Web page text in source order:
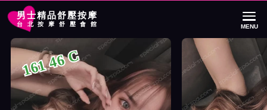
男士精品舒壓按摩
台北按摩舒壓會館 MENU
首頁 愛寶館按摩師童恩詳細介紹
愛寶館按摩師童恩照片展示與影片介紹
161 46 C